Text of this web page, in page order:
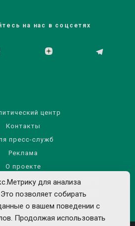
на нас в соцсетях
центр
Контакты
пресс-служб
Реклама
О проекте
материалов сайта
персональных данных
для анализа
позволяет собирать
о вашем поведении с
Продолжая использовать